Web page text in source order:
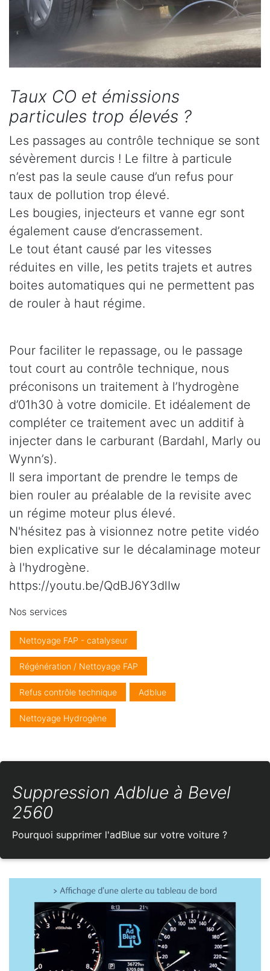
Taux CO et émissions
particules trop élevés ?
Les passages au contrôle technique se sont
sévèrement durcis ! Le filtre à particule
n’est pas la seule cause d’un refus pour
taux de pollution trop élevé.
Les bougies, injecteurs et vanne egr sont
également cause d’encrassement.
Le tout étant causé par les vitesses
réduites en ville, les petits trajets et autres
boites automatiques qui ne permettent pas
de rouler à haut régime.
Pour faciliter le repassage, ou le passage
tout court au contrôle technique, nous
préconisons un traitement à l’hydrogène
d’01h30 à votre domicile. Et idéalement de
compléter ce traitement avec un additif à
injecter dans le carburant (Bardahl, Marly ou
Wynn’s).
Il sera important de prendre le temps de
bien rouler au préalable de la revisite avec
un régime moteur plus élevé.
N'hésitez pas à visionnez notre petite vidéo
bien explicative sur le décalaminage moteur
à l'hydrogène.
https://youtu.be/QdBJ6Y3dlIw
Nos services
Nettoyage FAP - catalyseur
Régénération / Nettoyage FAP
Refus contrôle technique Adblue
Nettoyage Hydrogène
Suppression Adblue à Bevel
2560
Pourquoi supprimer l'adBlue sur votre voiture ?